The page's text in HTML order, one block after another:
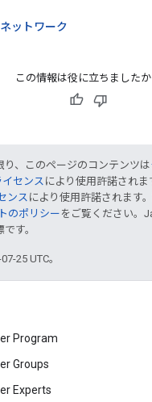
ットワーク
この情報は役に立ちましたか
り、このページのコンテンツは
イセンス により使用許諾され
ンス により使用許諾されます
のポリシー をご覧ください。
す。
25 UTC。
Program
Groups
Experts